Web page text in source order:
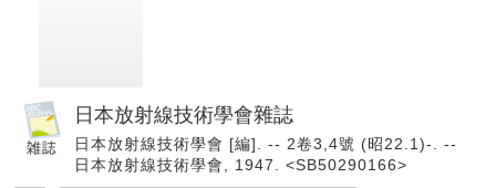
日本放射線技術學會雜誌
日本放射線技術學會 [編]. -- 2卷3,4號 (昭22.1)-. --
日本放射線技術學會, 1947. <SB50290166>